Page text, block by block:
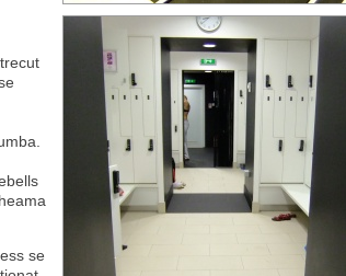
se